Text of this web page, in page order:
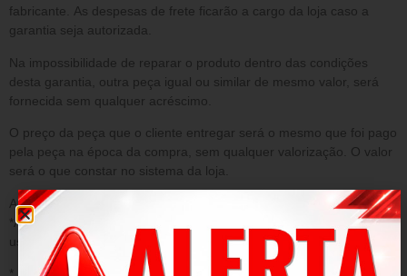
fabricante. As despesas de frete ficarão a cargo da loja caso a
garantia seja autorizada.
Na impossibilidade de reparar o produto dentro das condições
desta garantia, outra peça igual ou similar de mesmo valor, será
fornecida sem qualquer acréscimo.
O preço da peça que o cliente entregar será o mesmo que foi pago
pela peça na época da compra, sem qualquer valorização. O valor
será o que constar no sistema da loja.
A presente garantia NÃO cobre danos decorrentes de:
*Acidentes/ uso inadequado do produto/ sinistro/ negligência ou
uso fora das conformidades.